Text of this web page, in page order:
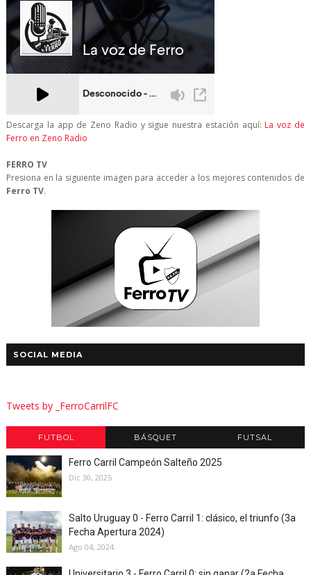
Descarga la app de Zeno Radio y sigue nuestra estación aquí: La voz de
Ferro en Zeno Radio
FERRO TV
Presiona en la siguiente imagen para acceder a los mejores contenidos de
Ferro TV.
SOCIAL MEDIA
Tweets by _FerroCarrilFC
FUTBOL BÁSQUET FUTSAL
Ferro Carril Campeón Salteño 2025
Dic 30, 2025
Salto Uruguay 0 - Ferro Carril 1: clásico, el triunfo (3a
Fecha Apertura 2024)
Ago 04, 2024